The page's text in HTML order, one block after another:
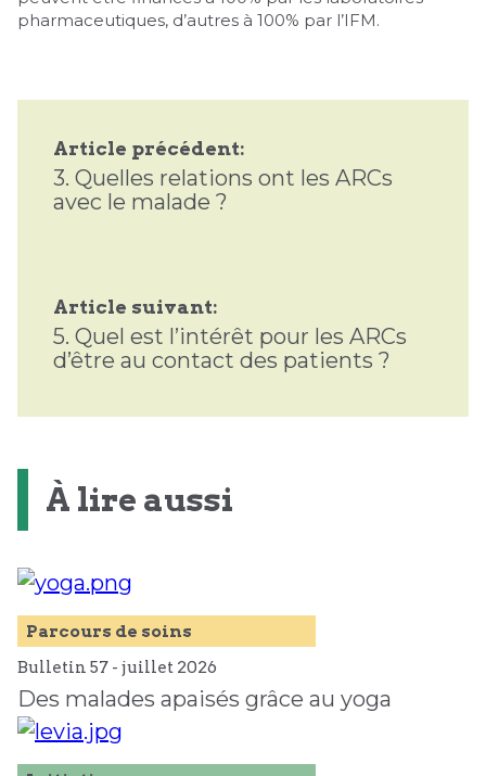
pharmaceutiques, d’autres à 100% par l’IFM.
Article précédent:
3. Quelles relations ont les ARCs
avec le malade ?
Article suivant:
5. Quel est l’intérêt pour les ARCs
d’être au contact des patients ?
À lire aussi
Parcours de soins
Bulletin 57 - juillet 2026
Des malades apaisés grâce au yoga